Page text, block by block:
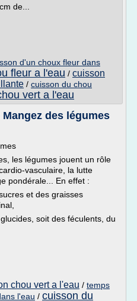
de...
d'un choux fleur dans
fleur a l'eau / cuisson
/ cuisson du chou
vert a l'eau
des légumes
les légumes jouent un rôle
vasculaire, la lutte
pondérale... En effet :
et des graisses
soit des féculents, du
chou vert a l'eau / temps
l'eau / cuisson du